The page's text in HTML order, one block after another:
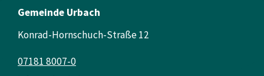
Gemeinde Urbach
Konrad-Hornschuch-Straße 12
07181 8007-0